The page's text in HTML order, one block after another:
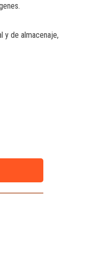
y de almacenaje,